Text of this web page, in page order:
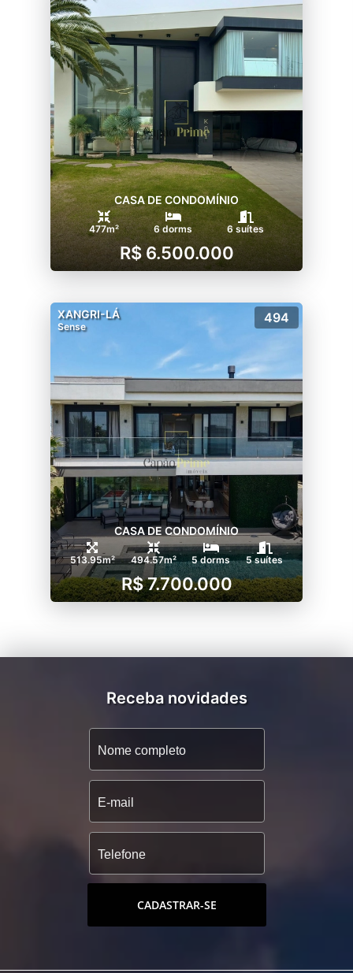
CASA DE CONDOMÍNIO
477m² 6 dorms 6 suítes
R$ 6.500.000
XANGRI-LÁ
Sense
494
CASA DE CONDOMÍNIO
513.95m² 494.57m² 5 dorms 5 suítes
R$ 7.700.000
Receba novidades
CADASTRAR-SE